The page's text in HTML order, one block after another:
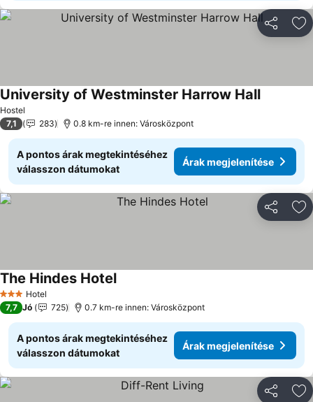
Hostel
University of Westminster Harrow HallÁrak
7,1 283 0.8 km-re innen: Városközpont
A pontos árak megtekintéséhez
válasszon dátumokat
Árak megjelenítése
3 Kategória
Hotel
The Hindes HotelÁrak megjelenítése
7,7 Jó 725 0.7 km-re innen: Városközpont
A pontos árak megtekintéséhez
válasszon dátumokat
Árak megjelenítése